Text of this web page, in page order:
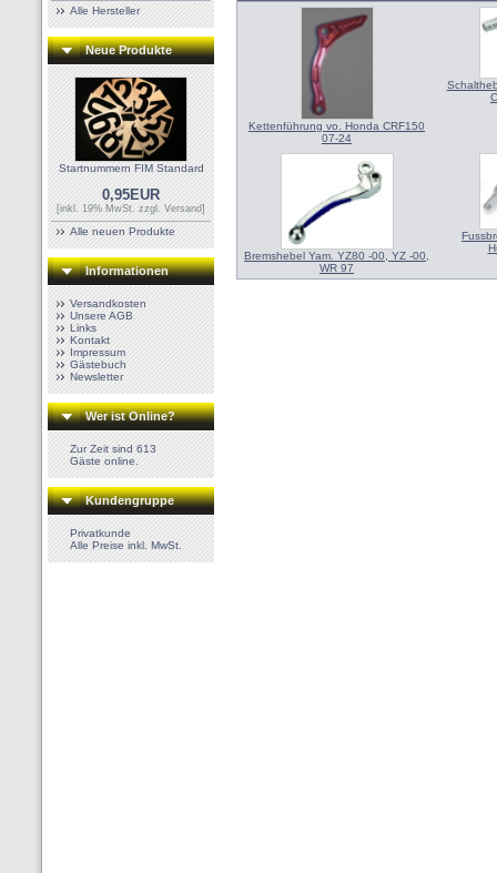
Alle Hersteller
Neue Produkte
Startnummern FIM Standard
0,95EUR
[inkl. 19% MwSt. zzgl.Versand]
Alle neuen Produkte
Informationen
Versandkosten
Unsere AGB
Links
Kontakt
Impressum
Gästebuch
Newsletter
Wer ist Online?
Zur Zeit sind 613
Gäste online.
Kundengruppe
Privatkunde
Alle Preise inkl. MwSt.
Kettenführung vo. Honda CRF150
07-24
Bremshebel Yam. YZ80 -00, YZ -00,
WR 97